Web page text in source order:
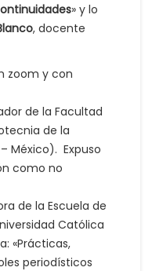
» y lo
, docente
zoom y con
de la Facultad
de la
México). Expuso
como no
de la Escuela de
Católica
«Prácticas,
periodísticos